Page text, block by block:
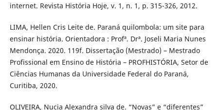
internet. Revista História Hoje, v. 1, n. 1, p. 315-326, 2012.
LIMA, Hellen Cris Leite de. Paraná quilombola: um site para
ensinar história. Orientadora : Profª. Drª. Joseli Maria Nunes
Mendonça. 2020. 119f. Dissertação (Mestrado) – Mestrado
Profissional em Ensino de História – PROFHISTÓRIA, Setor de
Ciências Humanas da Universidade Federal do Paraná,
Curitiba, 2020.
OLIVEIRA, Nucia Alexandra silva de. “Novas” e “diferentes”